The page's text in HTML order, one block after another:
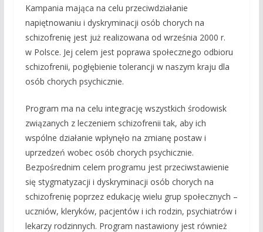
Kampania mająca na celu przeciwdziałanie
napiętnowaniu i dyskryminacji osób chorych na
schizofrenię jest już realizowana od września 2000 r.
w Polsce. Jej celem jest poprawa społecznego odbioru
schizofrenii, pogłębienie tolerancji w naszym kraju dla
osób chorych psychicznie.
Program ma na celu integrację wszystkich środowisk
związanych z leczeniem schizofrenii tak, aby ich
wspólne działanie wpłynęło na zmianę postaw i
uprzedzeń wobec osób chorych psychicznie.
Bezpośrednim celem programu jest przeciwstawienie
się stygmatyzacji i dyskryminacji osób chorych na
schizofrenię poprzez edukację wielu grup społecznych –
uczniów, kleryków, pacjentów i ich rodzin, psychiatrów i
lekarzy rodzinnych. Program nastawiony jest również